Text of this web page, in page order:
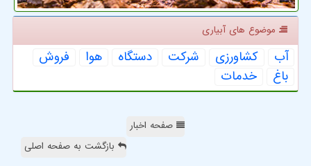
موضوع های آبیاری
آب كشاورزی شركت دستگاه هوا
فروش
باغ
خدمات
صفحه اخبار
بازگشت به صفحه اصلی